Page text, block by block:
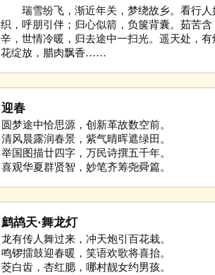
瑞雪纷飞，渐近年关，梦绕故乡。看行人
织，呼朋引伴；归心似箭，负箧背囊。茹苦含
辛，世情冷暖，归去途中一扫光。遥天处，有
花绽放，腊肉飘香……
迎春
圆梦途中恰思源，创新革故数空前。
清风晨露润春景，紫气晴晖遮绿田。
举国图描廿四字，万民诗撰五千年。
喜观华夏群贤智，妙笔齐筹尧舜篇。
鹧鸪天·舞龙灯
龙有传人舞过来，冲天炮引百花栽。
鸣锣擂鼓迎春暖，笑语欢歌将喜抬。
茭白齿，杏红腮，哪村靓女约男孩。